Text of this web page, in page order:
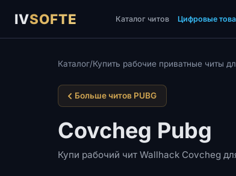
IVSOFTE Каталог читов Цифровые
Каталог/Купить рабочие приватные читы
Больше читов PUBG
Covcheg Pubg
Купи рабочий чит Wallhack Covcheg